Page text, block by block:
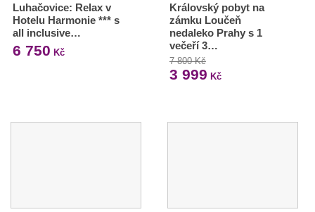
Luhačovice: Relax v
Hotelu Harmonie *** s
all inclusive…
6 750 Kč
Královský pobyt na
zámku Loučeň
nedaleko Prahy s 1
večeří 3…
7 800 Kč
3 999 Kč